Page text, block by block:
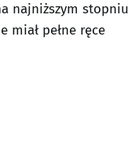
najniższym stopniu
miał pełne ręce